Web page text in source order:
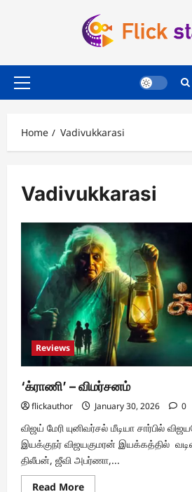
Primary
Home Vadivukkarasi
Vadivukkarasi
Reviews
‘க்ராணி’ – விமர்சனம்
flickauthor January 30, 2026 0
விஜய் மேரி யுனிவர்சல் மீடியா சார்பில்
இயக்குநர் விஜயகுமரன் இயக்கத்தில்
திலீபன், ஜீவி அபர்ணா,...
Read MoreRead